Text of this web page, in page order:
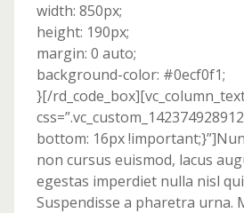
width: 850px;
height: 190px;
margin: 0 auto;
background-color: #0ecf0f1;
}[/
bottom: 16px
non cursus euismod, lacus
egestas imperdiet nulla nisl
Suspendisse a pharetra urna.